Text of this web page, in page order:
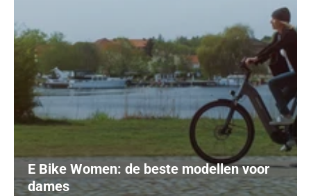
E Bike Women: de beste modellen voor
dames